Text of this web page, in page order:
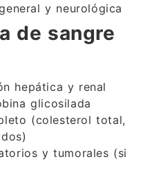
y neurológica
de sangre
hepática y renal
glicosilada
(colesterol total,
y tumorales (si